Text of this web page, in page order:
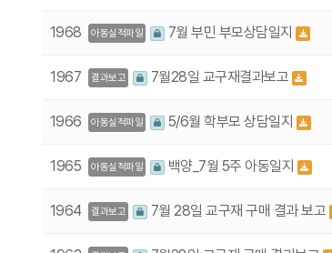
1968 아동실적파일 7월 부민 부모상담일지
1967 결과보고 7월28일 교구재결과보고
1966 아동실적파일 5/6월 학부모 상담일지
1965 아동실적파일 백양_7월 5주 아동일지
1964 결과보고 7월 28일 교구재 구매 결과 보고